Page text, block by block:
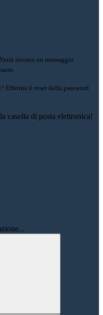
Verrà inviato un messaggio
Effettua il reset della password
casella di posta elettronica!